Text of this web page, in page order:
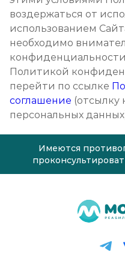
воздержаться от
использованием
необходимо
Политикой
перейти по ссылке
соглашение (отсылку
персональных
Имеются